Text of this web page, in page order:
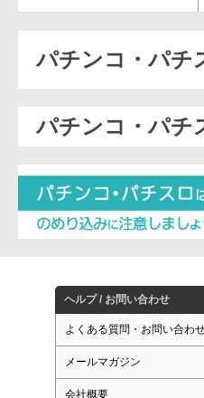
パチンコ・パチ
パチンコ・パチ
ヘルプ / お問い合わせ
よくある質問・お問い合わ
メールマガジン
会社概要